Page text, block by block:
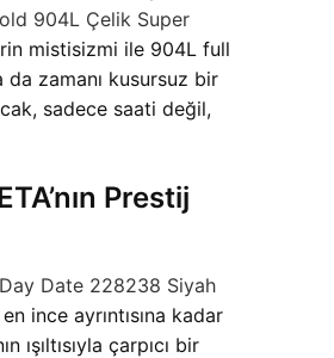
904L Çelik Super
mistisizmi ile 904L full
da zamanı kusursuz bir
sadece saati değil,
Prestij
Date 228238 Siyah
ince ayrıntısına kadar
çarpıcı bir